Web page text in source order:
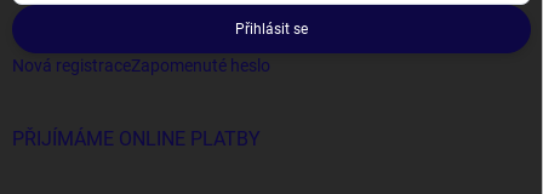
Přihlásit se
Nová registraceZapomenuté heslo
PŘIJÍMÁME ONLINE PLATBY